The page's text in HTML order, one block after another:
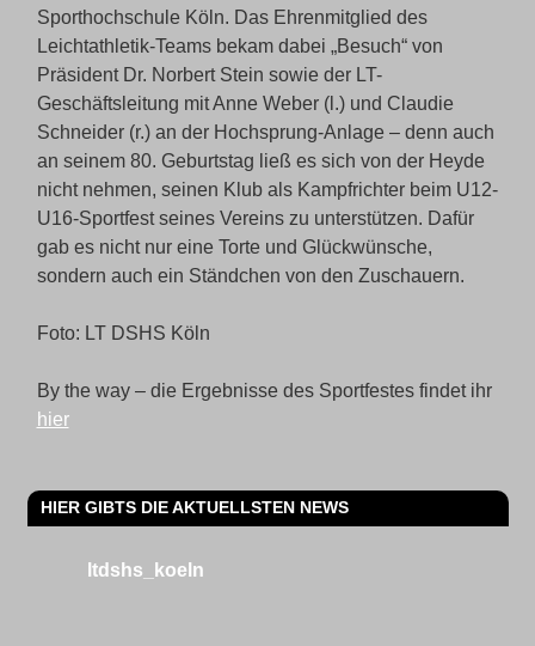
Sporthochschule Köln. Das Ehrenmitglied des
Leichtathletik-Teams bekam dabei „Besuch“ von
Präsident Dr. Norbert Stein sowie der LT-
Geschäftsleitung mit Anne Weber (l.) und Claudie
Schneider (r.) an der Hochsprung-Anlage – denn auch
an seinem 80. Geburtstag ließ es sich von der Heyde
nicht nehmen, seinen Klub als Kampfrichter beim U12-
U16-Sportfest seines Vereins zu unterstützen. Dafür
gab es nicht nur eine Torte und Glückwünsche,
sondern auch ein Ständchen von den Zuschauern.
Foto: LT DSHS Köln
By the way – die Ergebnisse des Sportfestes findet ihr
hier
HIER GIBTS DIE AKTUELLSTEN NEWS
ltdshs_koeln